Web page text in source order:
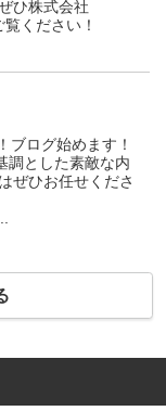
ひ株式会社
ください！
ブログ始めます！
調とした素敵な内
ぜひお任せくださ